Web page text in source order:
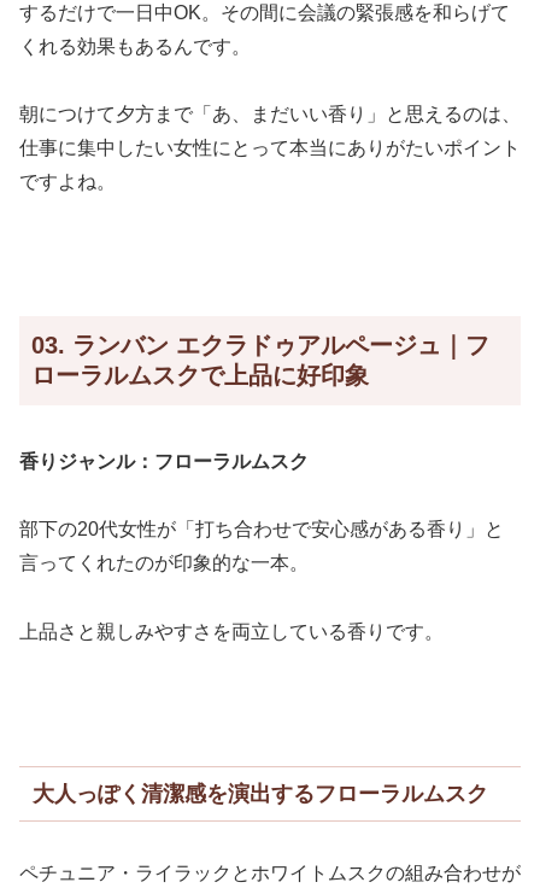
するだけで一日中OK。その間に会議の緊張感を和らげて
くれる効果もあるんです。
朝につけて夕方まで「あ、まだいい香り」と思えるのは、
仕事に集中したい女性にとって本当にありがたいポイント
ですよね。
03. ランバン エクラドゥアルページュ｜フ
ローラルムスクで上品に好印象
香りジャンル：フローラルムスク
部下の20代女性が「打ち合わせで安心感がある香り」と
言ってくれたのが印象的な一本。
上品さと親しみやすさを両立している香りです。
大人っぽく清潔感を演出するフローラルムスク
ペチュニア・ライラックとホワイトムスクの組み合わせが